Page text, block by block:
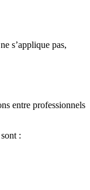
s’applique pas,
entre professionnels
: